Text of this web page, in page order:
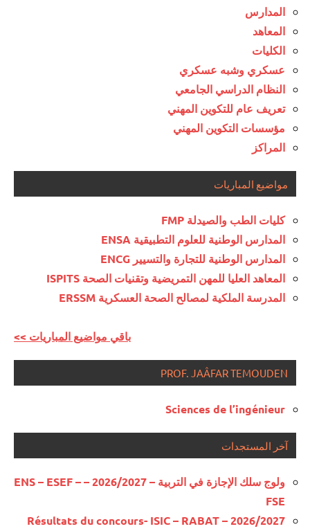
المدارس
المعاهد
الكليات
عسكري وشبه عسكري
النظام الدراسي الجامعي
تعريف عام للتكوين المهني
مؤسسات التكوين المهني
المراكز
مواضيع المباريات
كليات الطب والصيدلة FMP
المدارس الوطنية للعلوم التطبيقية ENSA
المدارس الوطنية للتجارة والتسيير ENCG
المعاهد العليا للمهن التمريضية وتقنيات الصحة ISPITS
المدرسة الملكية لمصالح الصحة العسكرية ERSSM
<< باقي مواضيع المباريات
PROF. JAÂFAR TEMOUDEN
Sciences de l’ingénieur
آخر المستجدات
ولوج سلك الإجازة في التربية – 2026/2027 – ENS – ESEF –
FSE
Résultats du concours- ISIC – RABAT – 2026/2027